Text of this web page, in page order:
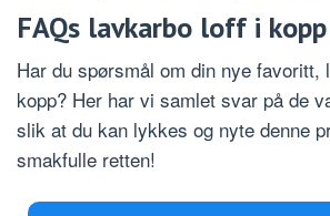
FAQs lavkarbo loff i kopp
Har du spørsmål om din nye favoritt,
kopp? Her har vi samlet svar på de
slik at du kan lykkes og nyte denne
smakfulle retten!